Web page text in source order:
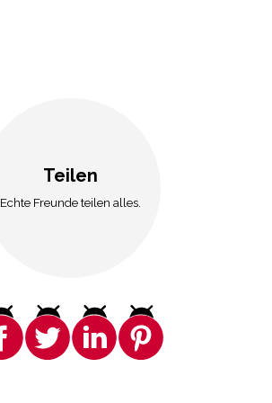
Teilen
Echte Freunde teilen alles.